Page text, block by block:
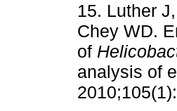
15. Luther
Chey WD.
of
analysis of